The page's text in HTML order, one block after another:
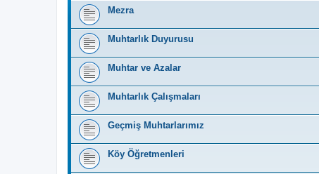
Mezra
Muhtarlık Duyurusu
Muhtar ve Azalar
Muhtarlık Çalışmaları
Geçmiş Muhtarlarımız
Köy Öğretmenleri